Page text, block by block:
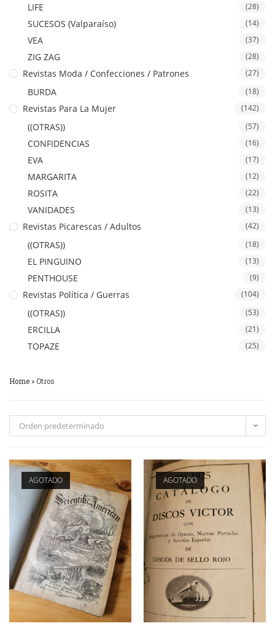
LIFE (28)
SUCESOS (Valparaíso) (14)
VEA (37)
ZIG ZAG (28)
Revistas Moda / Confecciones / Patrones (27)
BURDA (18)
Revistas Para La Mujer (142)
((OTRAS)) (57)
CONFIDENCIAS (16)
EVA (17)
MARGARITA (12)
ROSITA (22)
VANIDADES (13)
Revistas Picarescas / Adultos (42)
((OTRAS)) (18)
EL PINGUINO (13)
PENTHOUSE (9)
Revistas Política / Guerras (104)
((OTRAS)) (53)
ERCILLA (21)
TOPAZE (25)
Home » Otros
Orden predeterminado
AGOTADO AGOTADO